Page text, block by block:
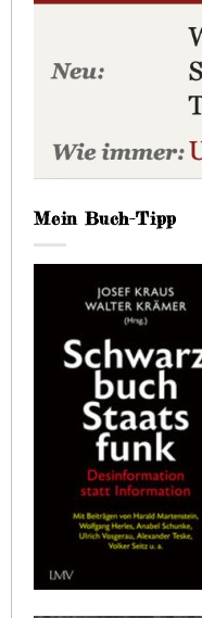
Mein Buch-Tipp